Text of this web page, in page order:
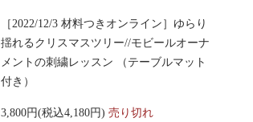
［2022/12/3 材料つきオンライン］ゆらり
揺れるクリスマスツリー//モビールオーナ
メントの刺繍レッスン （テーブルマット
付き）
3,800円(税込4,180円) 売り切れ